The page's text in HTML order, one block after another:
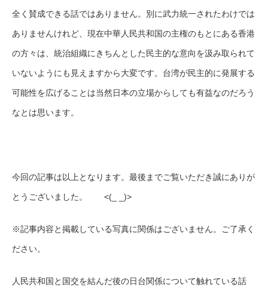
全く賛成できる話ではありません。別に武力統一されたわけでは
ありませんけれど、現在中華人民共和国の主権のもとにある香港
の方々は、統治組織にきちんとした民主的な意向を汲み取られて
いないようにも見えますから大変です。台湾が民主的に発展する
可能性を広げることは当然日本の立場からしても有益なのだろう
なとは思います。
今回の記事は以上となります。最後までご覧いただき誠にありが
とうございました。 <(_ _)>
※記事内容と掲載している写真に関係はございません。ご了承く
ださい。
人民共和国と国交を結んだ後の日台関係について触れている話